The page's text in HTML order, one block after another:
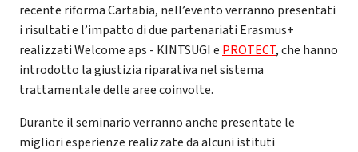
recente riforma Cartabia, nell’evento verranno presentati
i risultati e l’impatto di due partenariati Erasmus+
realizzati Welcome aps - KINTSUGI e PROTECT, che hanno
introdotto la giustizia riparativa nel sistema
trattamentale delle aree coinvolte.
Durante il seminario verranno anche presentate le
migliori esperienze realizzate da alcuni istituti